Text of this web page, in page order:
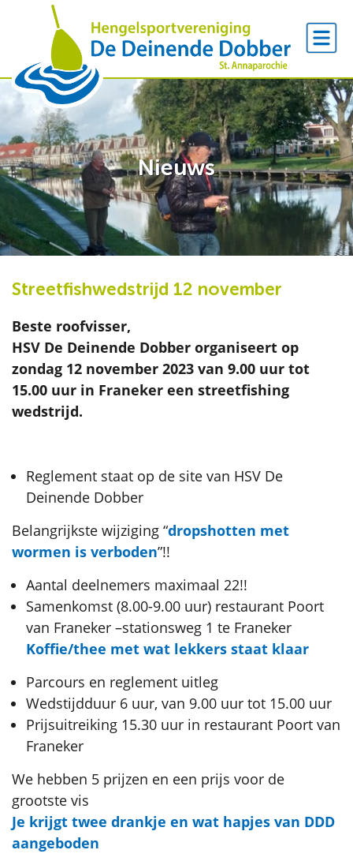
Nieuws
Streetfishwedstrijd 12 november
Beste roofvisser,
HSV De Deinende Dobber organiseert op
zondag 12 november 2023 van 9.00 uur tot
15.00 uur in Franeker een streetfishing
wedstrijd.
Reglement staat op de site van HSV De
Deinende Dobber
Belangrijkste wijziging “dropshotten met
wormen is verboden”!!
Aantal deelnemers maximaal 22!!
Samenkomst (8.00-9.00 uur) restaurant Poort
van Franeker –stationsweg 1 te Franeker
Koffie/thee met wat lekkers staat klaar
Parcours en reglement uitleg
Wedstijdduur 6 uur, van 9.00 uur tot 15.00 uur
Prijsuitreiking 15.30 uur in restaurant Poort van
Franeker
We hebben 5 prijzen en een prijs voor de
grootste vis
Je krijgt twee drankje en wat hapjes van DDD
aangeboden